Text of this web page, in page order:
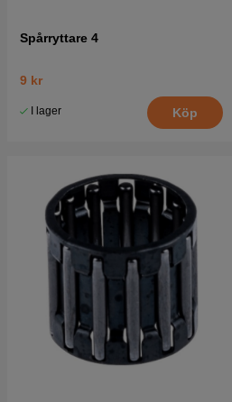
Spårryttare 4
9 kr
I lager Köp